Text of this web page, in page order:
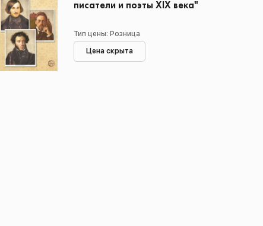
писатели и поэты XIX века"
Тип цены: Розница
Цена скрыта